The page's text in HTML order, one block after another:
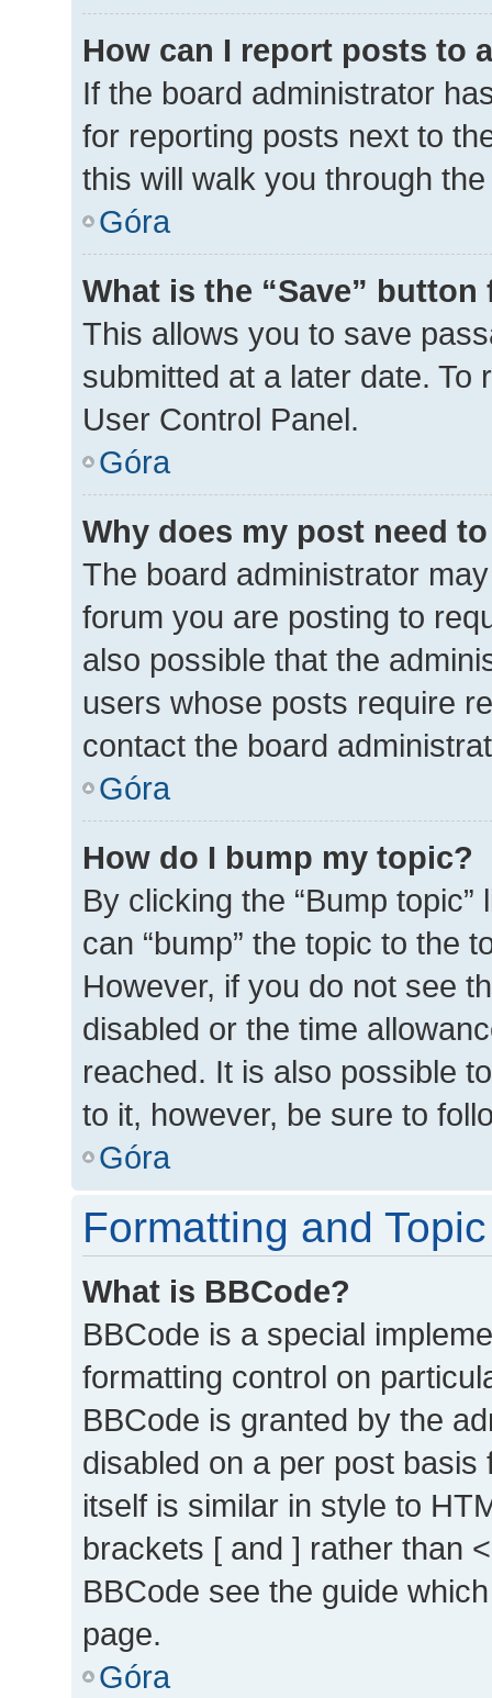
How can I report posts to
If the board administrator
for reporting posts next to
this will walk you through
Góra
What is the “Save”
This allows you to save
submitted at a later date.
User Control Panel.
Góra
Why does my post need
The board administrator
forum you are posting to
also possible that the
users whose posts require
contact the board
Góra
How do I bump my topic?
By clicking the “Bump
can “bump” the topic to the
However, if you do not see
disabled or the time
reached. It is also possible
to it, however, be sure to
Góra
Formatting and
What is BBCode?
BBCode is a special
formatting control on
BBCode is granted by the
disabled on a per post
itself is similar in style to
brackets [ and ] rather than
BBCode see the guide
page.
Góra